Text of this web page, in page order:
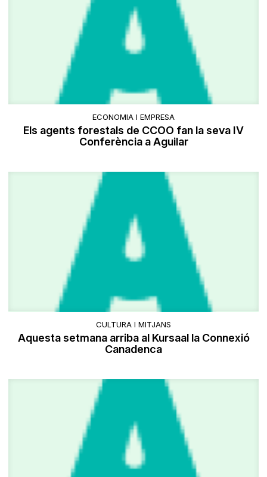
ECONOMIA I EMPRESA
Els agents forestals de CCOO fan la seva IV
Conferència a Aguilar
CULTURA I MITJANS
Aquesta setmana arriba al Kursaal la Connexió
Canadenca